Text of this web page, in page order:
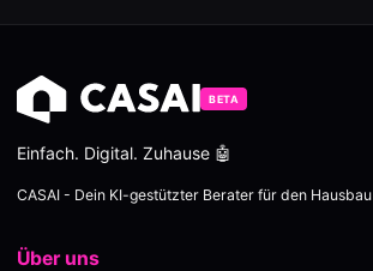
BETA
Einfach. Digital. Zuhause 🤖
CASAI - Dein KI-gestützter Berater für den Hausbau
Über uns